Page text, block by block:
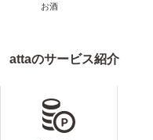
お酒
attaのサービス紹介